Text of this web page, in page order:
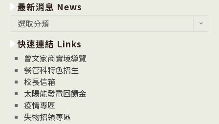
最新消息 News
消
息
News
選取分類
快速連結 Links
曾文家商實境導覽
餐管科特色招生
校長信箱
太陽能發電回饋金
疫情專區
失物招領專區